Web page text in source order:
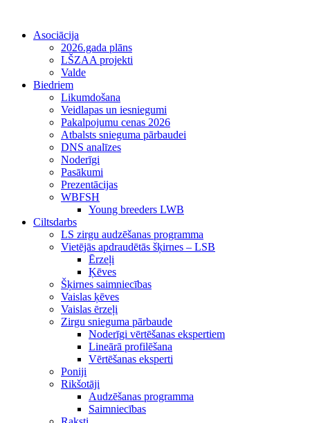
Asociācija
2026.gada plāns
LŠZAA projekti
Valde
Biedriem
Likumdošana
Veidlapas un iesniegumi
Pakalpojumu cenas 2026
Atbalsts snieguma pārbaudei
DNS analīzes
Noderīgi
Pasākumi
Prezentācijas
WBFSH
Young breeders LWB
Ciltsdarbs
LS zirgu audzēšanas programma
Vietējās apdraudētās šķirnes – LSB
Ērzeļi
Ķēves
Šķirnes saimniecības
Vaislas ķēves
Vaislas ērzeļi
Zirgu snieguma pārbaude
Noderīgi vērtēšanas ekspertiem
Lineārā profilēšana
Vērtēšanas eksperti
Poniji
Rikšotāji
Audzēšanas programma
Saimniecības